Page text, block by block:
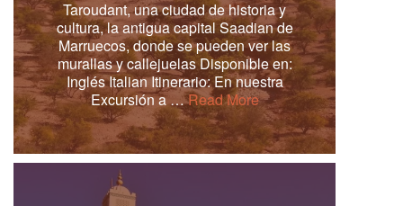
Taroudant, una ciudad de historia y
cultura, la antigua capital Saadian de
Marruecos, donde se pueden ver las
murallas y callejuelas Disponible en:
Inglés Italian Itinerario: En nuestra
Excursión a …Read More